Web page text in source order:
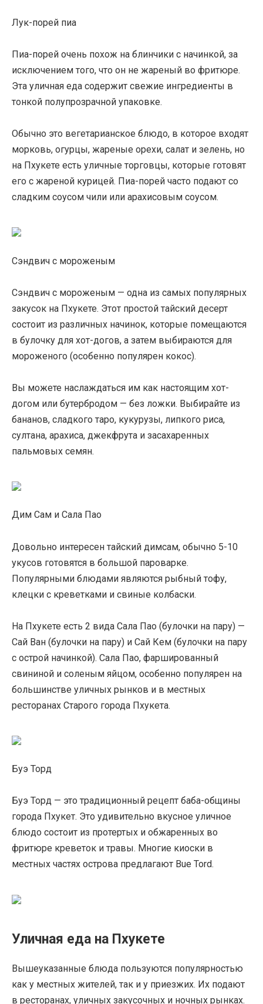
Лук-порей пиа
Пиа-порей очень похож на блинчики с начинкой, за
исключением того, что он не жареный во фритюре.
Эта уличная еда содержит свежие ингредиенты в
тонкой полупрозрачной упаковке.
Обычно это вегетарианское блюдо, в которое входят
морковь, огурцы, жареные орехи, салат и зелень, но
на Пхукете есть уличные торговцы, которые готовят
его с жареной курицей. Пиа-порей часто подают со
сладким соусом чили или арахисовым соусом.
Сэндвич с мороженым
Сэндвич с мороженым — одна из самых популярных
закусок на Пхукете. Этот простой тайский десерт
состоит из различных начинок, которые помещаются
в булочку для хот-догов, а затем выбираются для
мороженого (особенно популярен кокос).
Вы можете наслаждаться им как настоящим хот-
догом или бутербродом — без ложки. Выбирайте из
бананов, сладкого таро, кукурузы, липкого риса,
султана, арахиса, джекфрута и засахаренных
пальмовых семян.
Дим Сам и Сала Пао
Довольно интересен тайский димсам, обычно 5-10
укусов готовятся в большой пароварке.
Популярными блюдами являются рыбный тофу,
клецки с креветками и свиные колбаски.
На Пхукете есть 2 вида Сала Пао (булочки на пару) —
Сай Ван (булочки на пару) и Сай Кем (булочки на пару
с острой начинкой). Сала Пао, фаршированный
свининой и соленым яйцом, особенно популярен на
большинстве уличных рынков и в местных
ресторанах Старого города Пхукета.
Буэ Торд
Буэ Торд — это традиционный рецепт баба-общины
города Пхукет. Это удивительно вкусное уличное
блюдо состоит из протертых и обжаренных во
фритюре креветок и травы. Многие киоски в
местных частях острова предлагают Bue Tord.
Уличная еда на Пхукете
Вышеуказанные блюда пользуются популярностью
как у местных жителей, так и у приезжих. Их подают
в ресторанах, уличных закусочных и ночных рынках.